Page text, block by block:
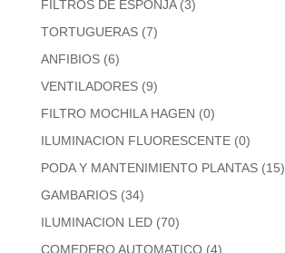
FILTROS DE ESPONJA (3)
TORTUGUERAS (7)
ANFIBIOS (6)
VENTILADORES (9)
FILTRO MOCHILA HAGEN (0)
ILUMINACION FLUORESCENTE (0)
PODA Y MANTENIMIENTO PLANTAS (15)
GAMBARIOS (34)
ILUMINACION LED (70)
COMEDERO AUTOMATICO (4)